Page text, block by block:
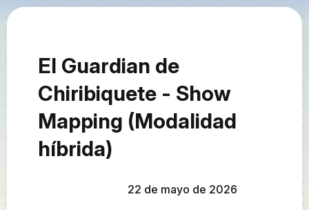
El Guardian de
Chiribiquete - Show
Mapping (Modalidad
híbrida)
22 de mayo de 2026